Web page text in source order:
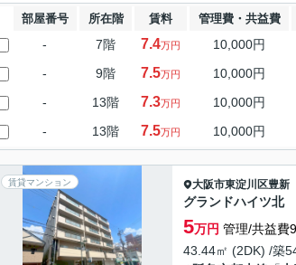
部屋番号 所在階 賃料 管理費・共益費
- 7階 7.4万円 10,000円
- 9階 7.5万円 10,000円
- 13階 7.3万円 10,000円
- 13階 7.5万円 10,000円
賃貸マンション 大阪市東淀川区豊新
グランドハイツ北
5万円 管理/共益費
43.44㎡ (2DK) /築